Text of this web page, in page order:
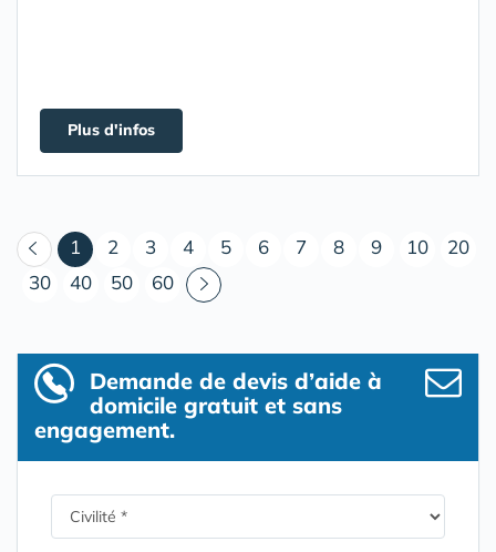
Plus d'infos
1 (courant)
2 3 4 5 6 7 8 9 10
20
30
40 50 60
Demande de devis d’aide à
domicile gratuit et sans
engagement.